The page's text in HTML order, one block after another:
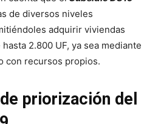
de diversos niveles
adquirir viviendas
2.800 UF, ya sea mediante
con recursos propios.
priorización del